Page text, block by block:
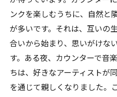
ンクを楽しむうちに、自然と
が多いです。それは、互いの
合いから始まり、思いがけな
す。ある夜、カウンターで音
ちは、好きなアーティストが
を通じて親しくなりました。